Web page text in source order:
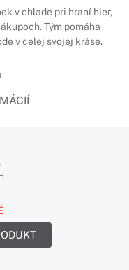
v chlade pri hraní hier,
Tým pomáha
v celej svojej kráse.